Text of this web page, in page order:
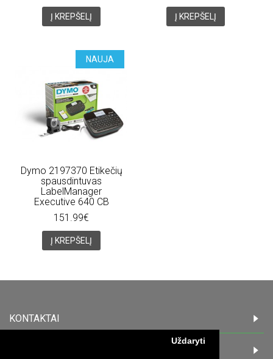
Uždaryti
Į KREPŠELĮ Į KREPŠELĮ
NAUJA
Dymo 2197370 Etikečių
spausdintuvas
LabelManager
Executive 640 CB
151.99€
Į KREPŠELĮ
KONTAKTAI